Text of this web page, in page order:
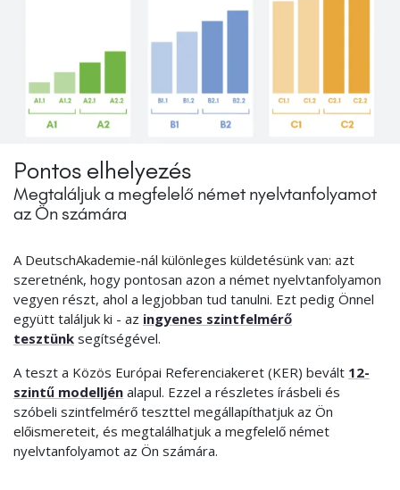
Pontos elhelyezés
Megtaláljuk a megfelelő német nyelvtanfolyamot
az Ön számára
A DeutschAkademie-nál különleges küldetésünk van: azt
szeretnénk, hogy pontosan azon a német nyelvtanfolyamon
vegyen részt, ahol a legjobban tud tanulni. Ezt pedig Önnel
együtt találjuk ki - az ingyenes szintfelmérő
tesztünk segítségével.
A teszt a Közös Európai Referenciakeret (KER) bevált 12-
szintű modelljén alapul. Ezzel a részletes írásbeli és
szóbeli szintfelmérő teszttel megállapíthatjuk az Ön
előismereteit, és megtalálhatjuk a megfelelő német
nyelvtanfolyamot az Ön számára.